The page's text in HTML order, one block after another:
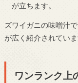
が立ちます。
ズワイガニの味噌汁
が広く紹介されていま
ワンランク上